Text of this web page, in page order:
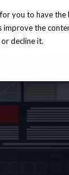
you to have
the
decline it.